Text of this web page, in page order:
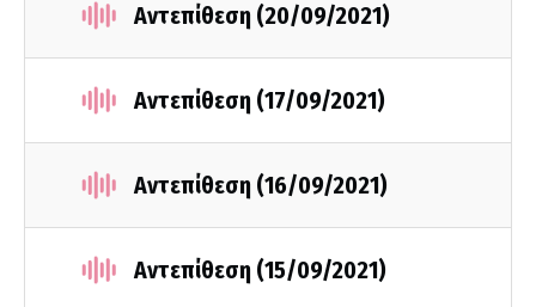
Αντεπίθεση (20/09/2021)
Αντεπίθεση (17/09/2021)
Αντεπίθεση (16/09/2021)
Αντεπίθεση (15/09/2021)